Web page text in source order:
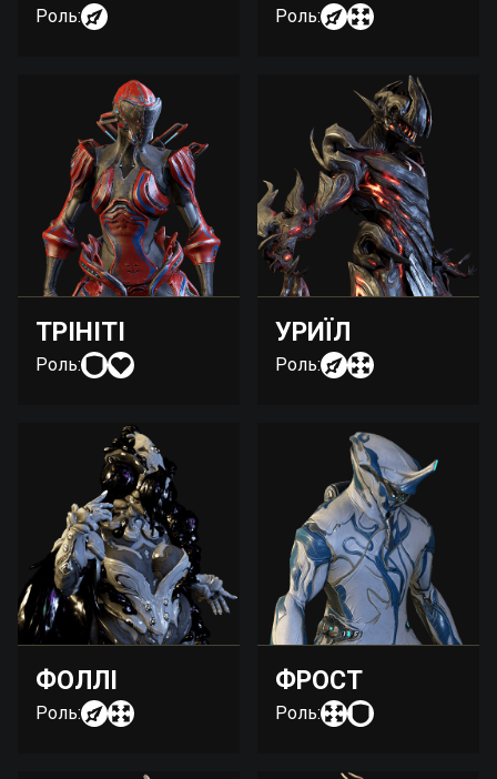
Роль: Роль:
ТРІНІТІ
Роль:
УРИЇЛ
Роль:
ФОЛЛІ
Роль:
ФРОСТ
Роль: